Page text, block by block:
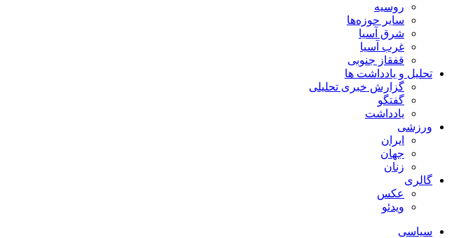
روسیه
سایر حوزه‌ها
شرق آسیا
غرب آسیا
قفقاز جنوبی
تحلیل و یادداشت ها
گزارش خبری تحلیلی
گفتگو
یادداشت
ورزشی
ایران
جهان
زنان
گالری
عکس
ویدئو
سیاسی